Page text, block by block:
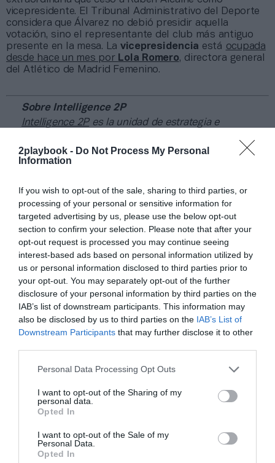
2playbook - Do Not Process My Personal
Information
If you wish to opt-out of the sale, sharing to third parties, or
processing of your personal or sensitive information for
targeted advertising by us, please use the below opt-out
section to confirm your selection. Please note that after your
opt-out request is processed you may continue seeing
interest-based ads based on personal information utilized by
us or personal information disclosed to third parties prior to
your opt-out. You may separately opt-out of the further
disclosure of your personal information by third parties on the
IAB’s list of downstream participants. This information may
also be disclosed by us to third parties on the IAB’s List of
Downstream Participants that may further disclose it to other
Personal Data Processing Opt Outs
I want to opt-out of the Sharing of my
personal data.
Opted In
I want to opt-out of the Sale of my
Personal Data.
Opted In
Liga F
vicepresidente. El Tribunal Administrativo del Deporte
considera que Álvarez no debió presidir aquella
votación, sino el representante del club más antiguo
presente en la mesa. La vicepresidencia está ocupada
desde hace un mes por Lola Romero, directora general
del Atlético de Madrid Femenino.
Sobre Intelligence 2P
Intelligence 2Pes la unidad de estrategia e
de datos monitoriza en tiempo real el negocio de 60
clubes de LaLiga, Liga F y Primera Federación; 200
enintelligence@2playbook.com.
Añadir2Playbookcomo fuente preferida de Google
de forma gratuita
Mantente informado con las últimas noticias de actualidad.
ACTIVAR AHORA
Compartir